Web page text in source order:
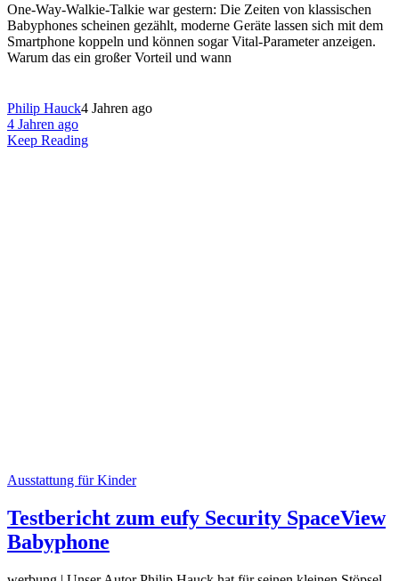
One-Way-Walkie-Talkie war gestern: Die Zeiten von klassischen
Babyphones scheinen gezählt, moderne Geräte lassen sich mit dem
Smartphone koppeln und können sogar Vital-Parameter anzeigen.
Warum das ein großer Vorteil und wann
Philip Hauck4 Jahren ago
4 Jahren ago
Keep Reading
Ausstattung für Kinder
Testbericht zum eufy Security SpaceView
Babyphone